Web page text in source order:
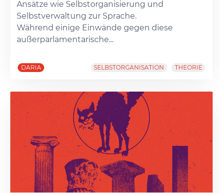
Ansätze wie Selbstorganisierung und
Selbstverwaltung zur Sprache.
Während einige Einwände gegen diese
außerparlamentarische...
DARIA SELBSTORGANISATION THEORIE